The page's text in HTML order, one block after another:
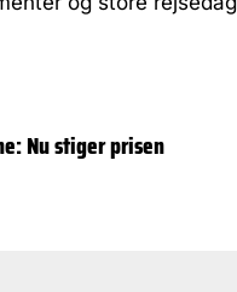
Nu stiger prisen